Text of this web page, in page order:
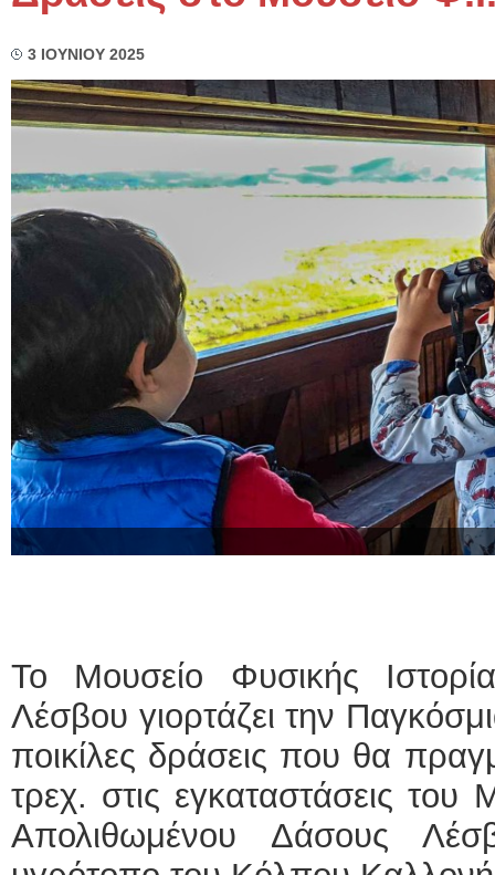
3 ΙΟΥΝΙΟΥ 2025
Το Μουσείο Φυσικής
Λέσβου γιορτάζει την
ποικίλες δράσεις που θα
τρεχ. στις εγκαταστάσεις του
Απολιθωμένου Δάσους